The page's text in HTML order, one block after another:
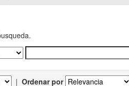
| Ordenar por